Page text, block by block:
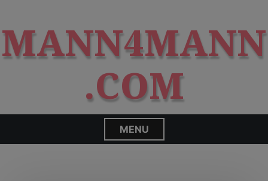
i
p
o
c
n
t
MANN4MANN
.COM
MENU